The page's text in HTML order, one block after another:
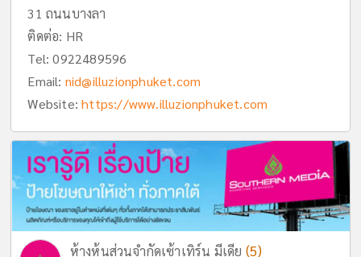
31 ถนนบางลา
ติดต่อ: HR
Tel:0922489596
Email: nid@illuzionphuket.com
Website:https://www.illuzionphuket.com
ห้างหุ้นส่วนจำกัดเซ้าเทิร์น มีเดีย (5)